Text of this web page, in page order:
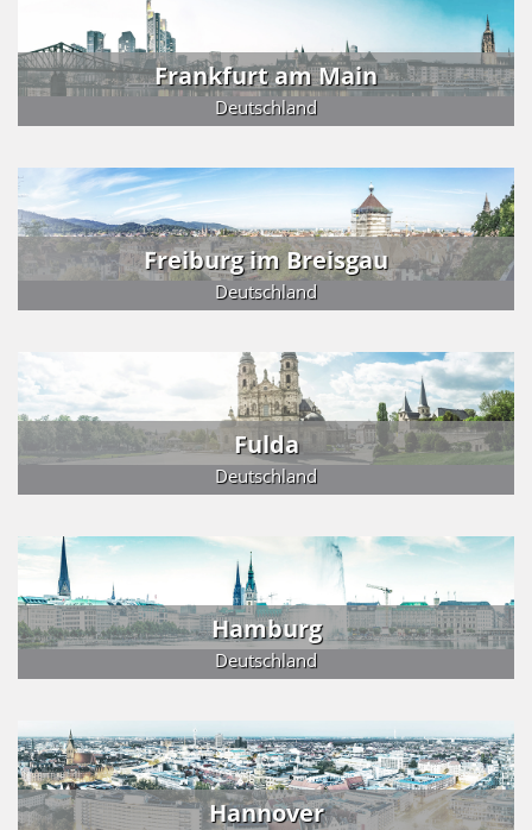
Frankfurt am Main
Deutschland
Freiburg im Breisgau
Deutschland
Fulda
Deutschland
Hamburg
Deutschland
Hannover